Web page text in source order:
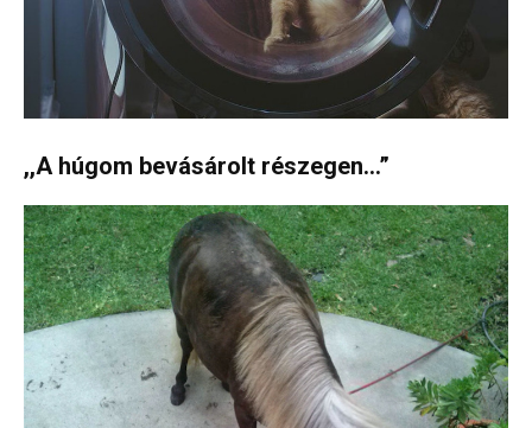
,,A húgom bevásárolt részegen…”